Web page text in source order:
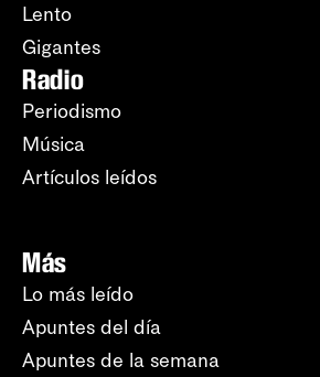
Lento
Gigantes
Radio
Periodismo
Música
Artículos leídos
Más
Lo más leído
Apuntes del día
Apuntes de la semana